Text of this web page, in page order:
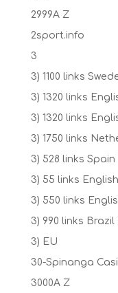
2999A Z
2sport.info
3
3) 1100 links
3) 1320 links
3) 1320 links
3) 1750 links
3) 528 links
3) 55 links
3) 550 links
3) 990 links
3) EU
30-Spinanga
3000A Z